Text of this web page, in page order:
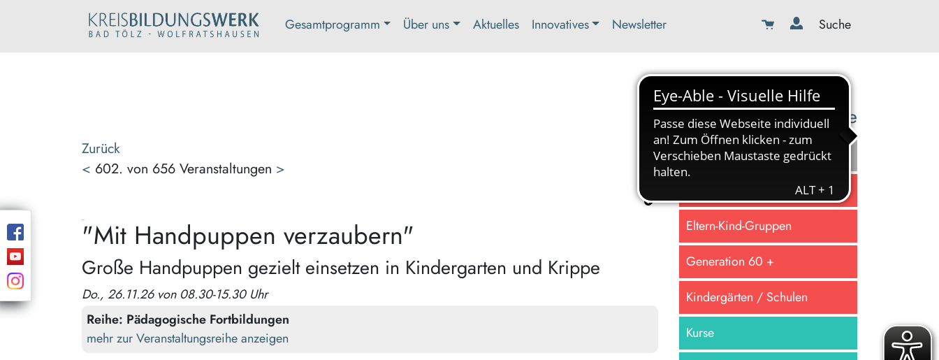
Gesamtprogramm Über uns Aktuelles Innovatives Newsletter Suche
08179-423989-0
info@kbw-toelz-wor.de
Zurück
< 602. von 656 Veranstaltungen >
"Mit Handpuppen verzaubern"
Große Handpuppen gezielt einsetzen in Kindergarten und Krippe
Do., 26.11.26 von 08.30-15.30 Uhr
Reihe: Pädagogische Fortbildungen
mehr zur Veranstaltungsreihe anzeigen
Online lernen
Eltern-Kind-Gruppen
Generation 60 +
Kindergärten / Schulen
Kurse